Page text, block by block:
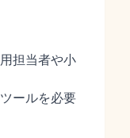
担当者や小
ールを必要